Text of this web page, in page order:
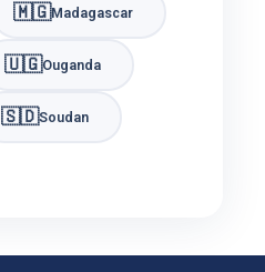
🇲🇬Madagascar
🇺🇬Ouganda
🇸🇩Soudan